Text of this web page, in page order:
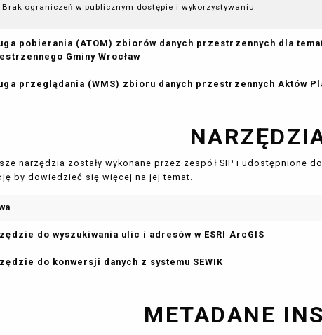
Brak ograniczeń w publicznym dostępie i wykorzystywaniu
pobierania (ATOM) zbiorów danych przestrzennych dla
Gminy Wrocław
przeglądania (WMS) zbioru danych przestrzennych Aktów
narzędzia zostały wykonane przez zespół SIP i udostępnione
by dowiedzieć się więcej na jej temat.
do wyszukiwania ulic i adresów w ESRI ArcGIS
do konwersji danych z systemu SEWIK
METADANE